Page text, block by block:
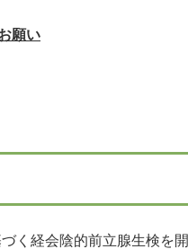
願い
く経会陰的前立腺生検を開